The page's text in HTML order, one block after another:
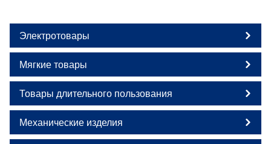
Электротовары
Мягкие товары
Товары длительного пользования
Механические изделия